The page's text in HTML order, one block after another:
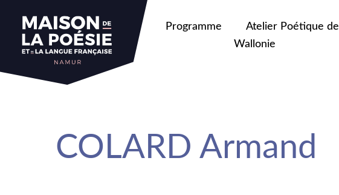
Programme
Atelier Poétique de
Wallonie
COLARD Armand